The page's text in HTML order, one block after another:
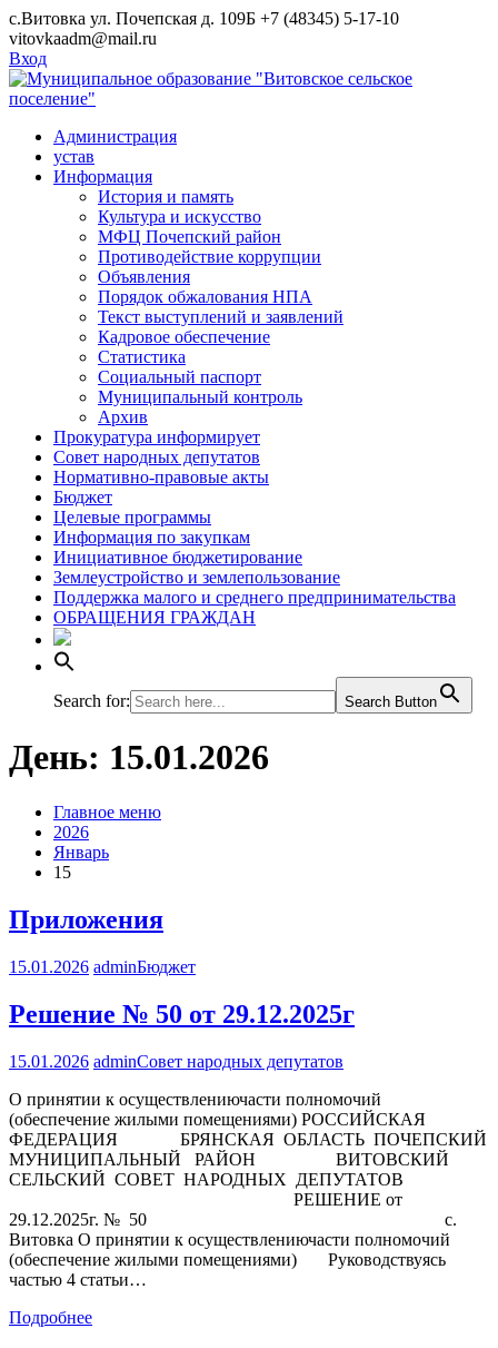
Skip
to
content
с.Витовка ул. Почепская д. 109Б +7 (48345) 5-17-10
vitovkaadm@mail.ru
Вход
Администрация
устав
Информация
История и память
Культура и искусство
МФЦ Почепский район
Противодействие коррупции
Объявления
Порядок обжалования НПА
Текст выступлений и заявлений
Кадровое обеспечение
Статистика
Социальный паспорт
Муниципальный контроль
Архив
Прокуратура информирует
Совет народных депутатов
Нормативно-правовые акты
Бюджет
Целевые программы
Информация по закупкам
Инициативное бюджетирование
Землеустройство и землепользование
Поддержка малого и среднего предпринимательства
ОБРАЩЕНИЯ ГРАЖДАН
Search for: Search Button
День: 15.01.2026
Главное меню
2026
Январь
15
Приложения
15.01.2026 adminБюджет
Решение № 50 от 29.12.2025г
15.01.2026 adminСовет народных депутатов
О принятии к осуществлениючасти полномочий
(обеспечение жилыми помещениями) РОССИЙСКАЯ
ФЕДЕРАЦИЯ БРЯНСКАЯ ОБЛАСТЬ ПОЧЕПСКИЙ
МУНИЦИПАЛЬНЫЙ РАЙОН ВИТОВСКИЙ
СЕЛЬСКИЙ СОВЕТ НАРОДНЫХ ДЕПУТАТОВ
РЕШЕНИЕ от
29.12.2025г. № 50 с.
Витовка О принятии к осуществлениючасти полномочий
(обеспечение жилыми помещениями) Руководствуясь
частью 4 статьи…
Подробнее